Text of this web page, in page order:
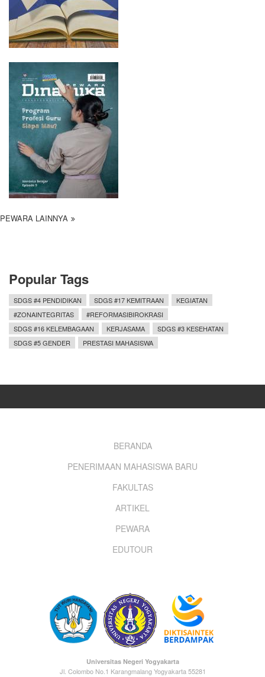
PEWARA LAINNYA
Popular Tags
SDGS #4 PENDIDIKAN SDGS #17 KEMITRAAN
KEGIATAN
#ZONAINTEGRITAS
#REFORMASIBIROKRASI
SDGS #16 KELEMBAGAAN
KERJASAMA
SDGS #3 KESEHATAN
SDGS #5 GENDER
PRESTASI MAHASISWA
BERANDA
PENERIMAAN MAHASISWA BARU
FAKULTAS
ARTIKEL
PEWARA
EDUTOUR
Universitas Negeri Yogyakarta
Jl. Colombo No.1 Karangmalang Yogyakarta 55281